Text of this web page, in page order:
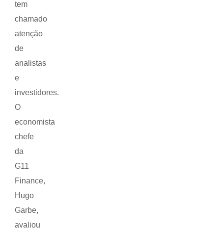
tem
chamado
atenção
de
analistas
e
investidores.
O
economista
chefe
da
G11
Finance,
Hugo
Garbe,
avaliou